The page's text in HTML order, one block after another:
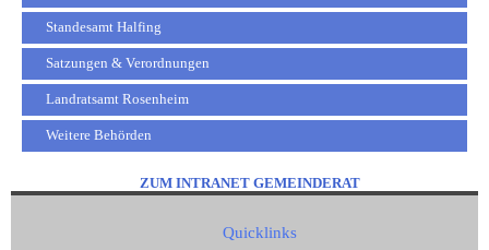
Standesamt Halfing
Satzungen & Verordnungen
Landratsamt Rosenheim
Weitere Behörden
ZUM INTRANET GEMEINDERAT
Quicklinks